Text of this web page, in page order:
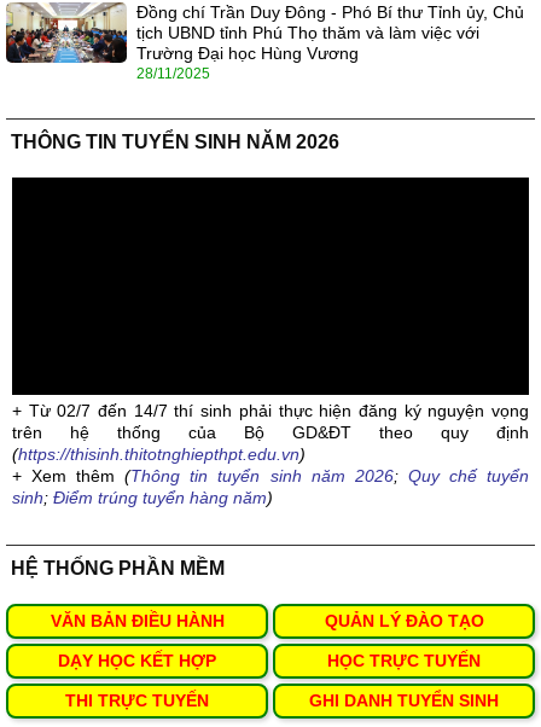
Đồng chí Trần Duy Đông - Phó Bí thư Tỉnh ủy, Chủ
tịch UBND tỉnh Phú Thọ thăm và làm việc với
Trường Đại học Hùng Vương
28/11/2025
THÔNG TIN TUYỂN SINH NĂM 2026
+ Từ 02/7 đến 14/7 thí sinh phải thực hiện đăng ký nguyện vọng
trên hệ thống của Bộ GD&ĐT theo quy định
(https://thisinh.thitotnghiepthpt.edu.vn)
+ Xem thêm(Thông tin tuyển sinh năm 2026; Quy chế tuyển
sinh; Điểm trúng tuyển hàng năm)
HỆ THỐNG PHẦN MỀM
VĂN BẢN ĐIỀU HÀNH QUẢN LÝ ĐÀO TẠO
DẠY HỌC KẾT HỢP HỌC TRỰC TUYẾN
THI TRỰC TUYẾN GHI DANH TUYỂN SINH